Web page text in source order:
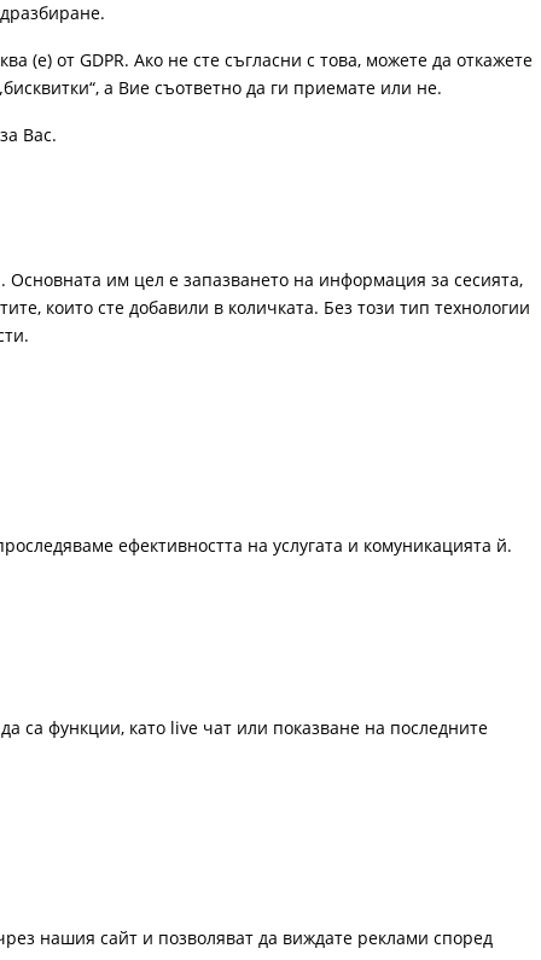
(е) от GDPR. Ако не сте съгласни с това, можете да откажете
а Вие съответно да ги приемате или не.
Вас.
им цел е запазването на информация за сесията,
които сте добавили в количката. Без този тип технологии
ефективността на услугата и комуникацията й.
са функции, като live чат или показване на последните
нашия сайт и позволяват да виждате реклами според